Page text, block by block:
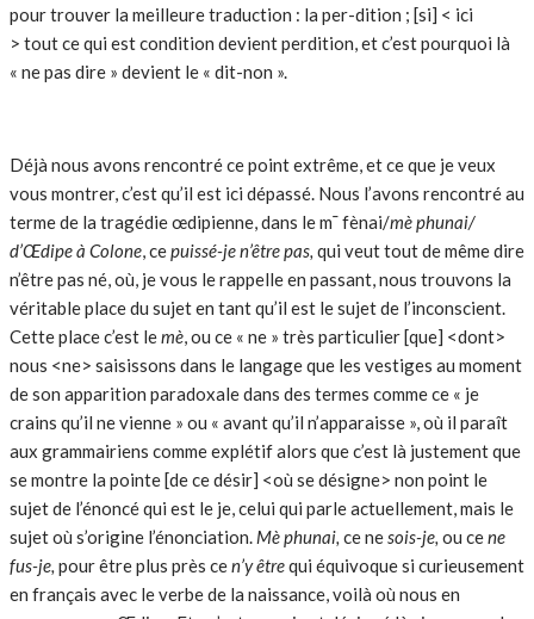
pour trouver la meilleure traduction : la per-dition ; [si] < ici
> tout ce qui est condition devient perdition, et c’est pourquoi là
« ne pas dire » devient le « dit-non ».
Déjà nous avons rencontré ce point extrême, et ce que je veux
vous montrer, c’est qu’il est ici dépassé. Nous l’avons rencontré au
terme de la tragédie œdipienne, dans le m¯ fènai/mè phunai/
d’Œdipe à Colone, cepuissé-je n’être pas, qui veut tout de même dire
n’être pas né, où, je vous le rappelle en passant, nous trouvons la
véritable place du sujet en tant qu’il est le sujet de l’inconscient.
Cette place c’est lemè, ou ce « ne » très particulier [que] <dont>
nous <ne> saisissons dans le langage que les vestiges au moment
de son apparition paradoxale dans des termes comme ce « je
crains qu’il ne vienne » ou « avant qu’il n’apparaisse », où il paraît
aux grammairiens comme explétif alors que c’est là justement que
se montre la pointe [de ce désir] <où se désigne> non point le
sujet de l’énoncé qui est le je, celui qui parle actuellement, mais le
sujet où s’origine l’énonciation. Mè phunai, ce nesois-je, ou cene
fus-je, pour être plus près cen’y êtrequi équivoque si curieusement
en français avec le verbe de la naissance, voilà où nous en